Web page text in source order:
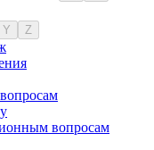
Y Z
вопросам